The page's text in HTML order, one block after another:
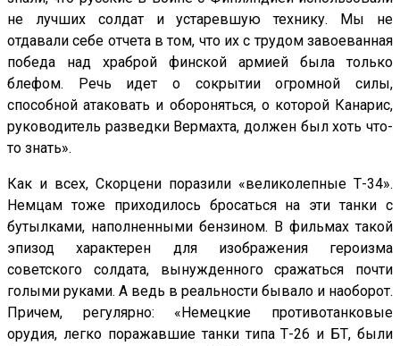
не лучших солдат и устаревшую технику. Мы не
отдавали себе отчета в том, что их с трудом завоеванная
победа над храброй финской армией была только
блефом. Речь идет о сокрытии огромной силы,
способной атаковать и обороняться, о которой Канарис,
руководитель разведки Вермахта, должен был хоть что-
то знать».
Как и всех, Скорцени поразили «великолепные Т-34».
Немцам тоже приходилось бросаться на эти танки с
бутылками, наполненными бензином. В фильмах такой
эпизод характерен для изображения героизма
советского солдата, вынужденного сражаться почти
голыми руками. А ведь в реальности бывало и наоборот.
Причем, регулярно: «Немецкие противотанковые
орудия, легко поражавшие танки типа Т-26 и БТ, были